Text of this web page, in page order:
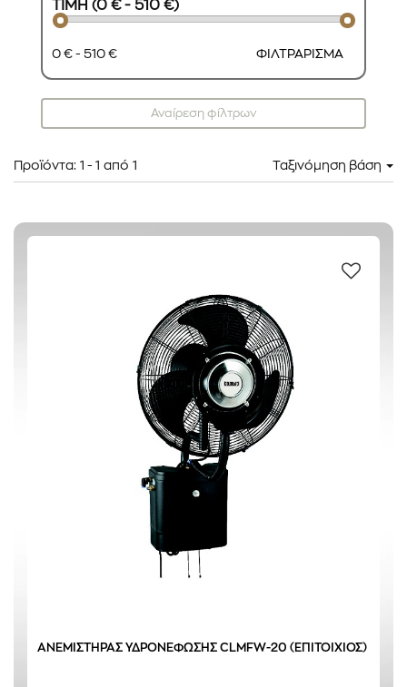
ΤΙΜΗ (0 € - 510 €)
0 € - 510 € ΦΙΛΤΡΑΡΙΣΜΑ
Αναίρεση φίλτρων
Προϊόντα: 1 - 1 από 1 Ταξινόμηση βάση
ΑΝΕΜΙΣΤΗΡΑΣ ΥΔΡΟΝΕΦΩΣΗΣ CLMFW-20 (ΕΠΙΤΟΙΧΙΟΣ)